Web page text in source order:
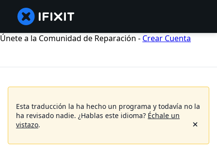
Únete a la Comunidad de Reparación - Crear Cuenta
Esta traducción la ha hecho un programa y todavía no la
ha revisado nadie. ¿Hablas este idioma? Échale un
vistazo.